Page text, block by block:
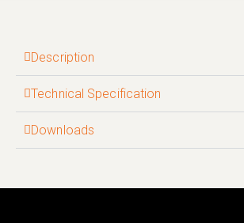
Description
Technical Specification
Downloads